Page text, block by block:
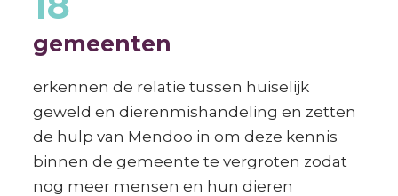
gemeenten
erkennen de relatie tussen huiselijk
geweld en dierenmishandeling en zetten
de hulp van Mendoo in om deze kennis
binnen de gemeente te vergroten zodat
nog meer mensen en hun dieren